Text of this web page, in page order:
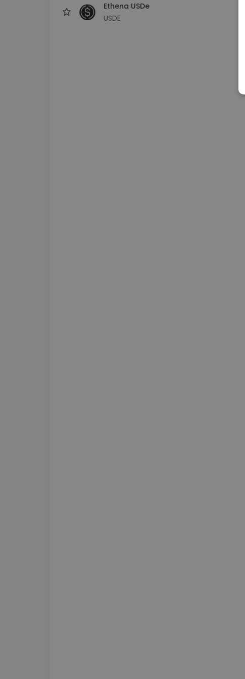
Ethena USDe
USDE